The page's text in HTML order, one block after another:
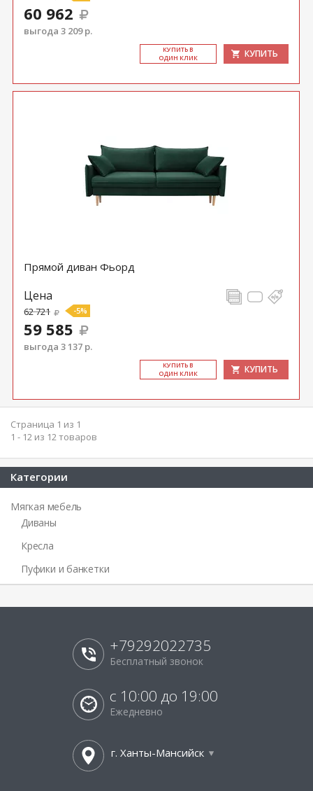
60 962
выгода 3 209 р.
КУ­ПИТЬ В
ОДИН КЛИК
КУПИТЬ
Прямой диван Фьорд
Цена
62 721 -5%
59 585
выгода 3 137 р.
КУ­ПИТЬ В
ОДИН КЛИК
КУПИТЬ
Страница 1 из 1
1 - 12 из 12 товаров
Категории
Мягкая мебель
Диваны
Кресла
Пуфики и банкетки
+79292022735
Бесплатный звонок
с 10:00 до 19:00
Ежедневно
г. Ханты-Мансийск